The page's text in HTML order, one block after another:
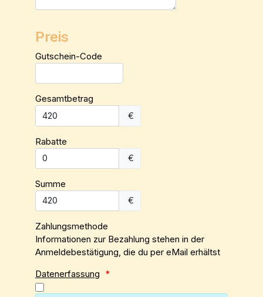
Preis
Gutschein-Code
Gesamtbetrag
€
Rabatte
€
Summe
€
Zahlungsmethode
Informationen zur Bezahlung stehen in der
Anmeldebestätigung, die du per eMail erhältst
Datenerfassung *